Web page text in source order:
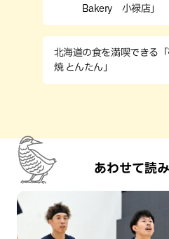
Bakery 小禄店」
北海道の食を満喫できる
焼 とんたん」
あわせて読